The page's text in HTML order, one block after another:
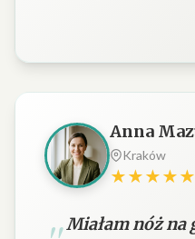
Anna
Kraków
★★★★★
Miałam nóż na